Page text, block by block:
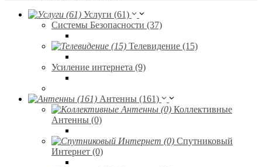
Услуги (61)
Системы Безопасности (37)
Телевидение (15)
Усиление интернета (9)
Антенны (161)
Коллективные
Антенны (0)
Спутниковый
Интернет (0)